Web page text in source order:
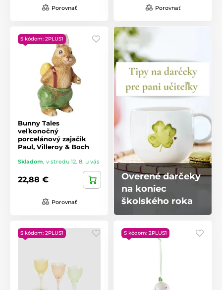
Porovnať Porovnať
S kódom: 2PLUS1
Bunny Tales
veľkonočný
porcelánový zajačik
Paul, Villeroy & Boch
Skladom, v stredu 12. 8. u vás
22,88 €
Porovnať
Overené darčeky
na koniec
školského roka
S kódom: 2PLUS1 S kódom: 2PLUS1